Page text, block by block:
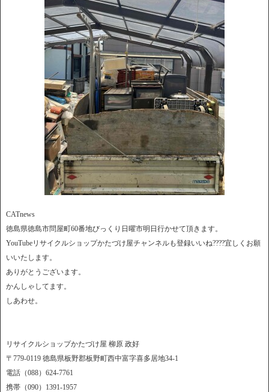
CATnews
徳島県徳島市問屋町60番地びっくり日曜市明日行かせて頂きます。
YouTubeリサイクルショップかたづけ屋チャンネルも登録いいね????宜しくお願
いいたします。
ありがとうございます。
かんしゃしてます。
しあわせ。
リサイクルショップかたづけ屋 柳原 政好
〒779-0119 徳島県板野郡板野町西中富字喜多居地34-1
電話（088）624-7761
携帯（090）1391-1957